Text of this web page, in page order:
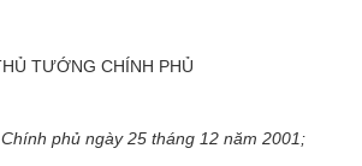
TƯỚNG CHÍNH PHỦ
phủ ngày 25 tháng 12 năm 2001;